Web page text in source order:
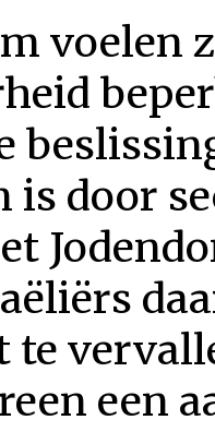
voelen
is door
te
een